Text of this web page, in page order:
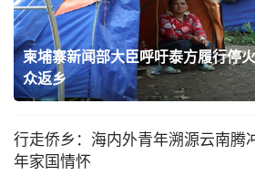
柬埔寨新闻部大臣呼吁泰方履行停
众返乡
行走侨乡：海内外青年溯源云南腾
年家国情怀